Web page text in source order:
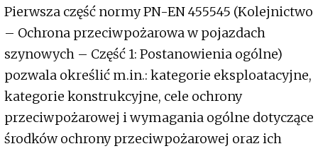
Pierwsza część normy PN-EN 455545 (Kolejnictwo
– Ochrona przeciwpożarowa w pojazdach
szynowych – Część 1: Postanowienia ogólne)
pozwala określić m.in.: kategorie eksploatacyjne,
kategorie konstrukcyjne, cele ochrony
przeciwpożarowej i wymagania ogólne dotyczące
środków ochrony przeciwpożarowej oraz ich